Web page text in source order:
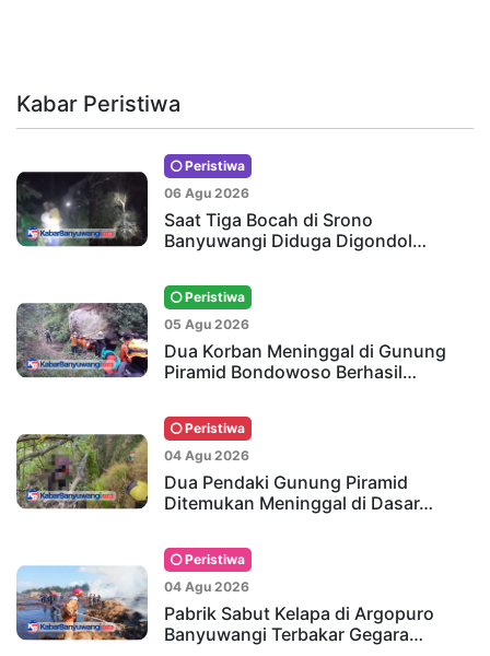
Kabar Peristiwa
Peristiwa
06 Agu 2026
Saat Tiga Bocah di Srono
Banyuwangi Diduga Digondol…
Peristiwa
05 Agu 2026
Dua Korban Meninggal di Gunung
Piramid Bondowoso Berhasil…
Peristiwa
04 Agu 2026
Dua Pendaki Gunung Piramid
Ditemukan Meninggal di Dasar…
Peristiwa
04 Agu 2026
Pabrik Sabut Kelapa di Argopuro
Banyuwangi Terbakar Gegara…